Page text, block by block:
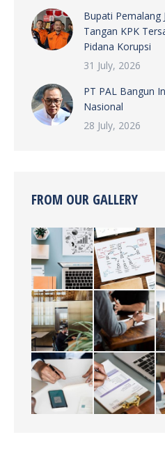
Bupati Pemalang
Tangan KPK
Pidana Korupsi
31 July, 2026
PT PAL Bangun
Nasional
28 July, 2026
FROM OUR GALLERY